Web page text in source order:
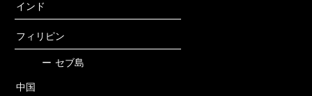
インド
フィリピン
ー セブ島
中国